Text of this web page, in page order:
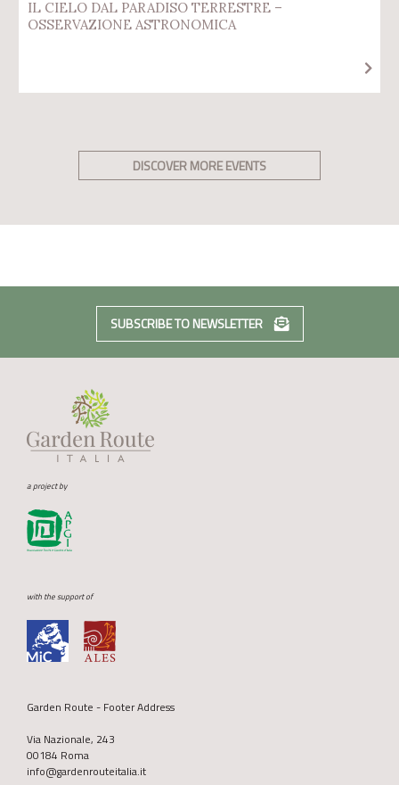
IL CIELO DAL PARADISO TERRESTRE –
OSSERVAZIONE ASTRONOMICA
DISCOVER MORE EVENTS
SUBSCRIBE TO NEWSLETTER
a project by
with the support of
Garden Route - Footer Address
Via Nazionale, 243
00184 Roma
info@gardenrouteitalia.it